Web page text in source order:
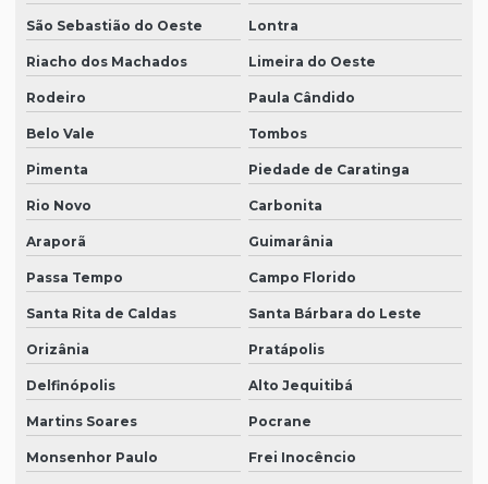
São Sebastião do Oeste Lontra
Riacho dos Machados Limeira do Oeste
Rodeiro Paula Cândido
Belo Vale Tombos
Pimenta Piedade de Caratinga
Rio Novo Carbonita
Araporã Guimarânia
Passa Tempo Campo Florido
Santa Rita de Caldas Santa Bárbara do Leste
Orizânia Pratápolis
Delfinópolis Alto Jequitibá
Martins Soares Pocrane
Monsenhor Paulo Frei Inocêncio